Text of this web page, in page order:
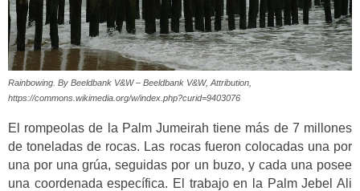
Rainbowing. By Beeldbank V&W – Beeldbank V&W, Attribution,
https://commons.wikimedia.org/w/index.php?curid=9403076
El rompeolas de la Palm Jumeirah tiene más de 7 millones
de toneladas de rocas. Las rocas fueron colocadas una por
una por una grúa, seguidas por un buzo, y cada una posee
una coordenada específica. El trabajo en la Palm Jebel Ali